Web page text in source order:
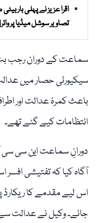
اقرا عزیز نے پہلی بار
تصاویر سوشل میڈیا پر
سماعت کے دوران رجب
سیکیورٹی حصار میں
باعث کمرۂ عدالت اور
انتظامات کیے گئے تھے۔
دورانِ سماعت این سی
آگاہ کیا کہ تفتیشی
اس لیے مقدمے کا
جائے۔ وکیل نے عدالت